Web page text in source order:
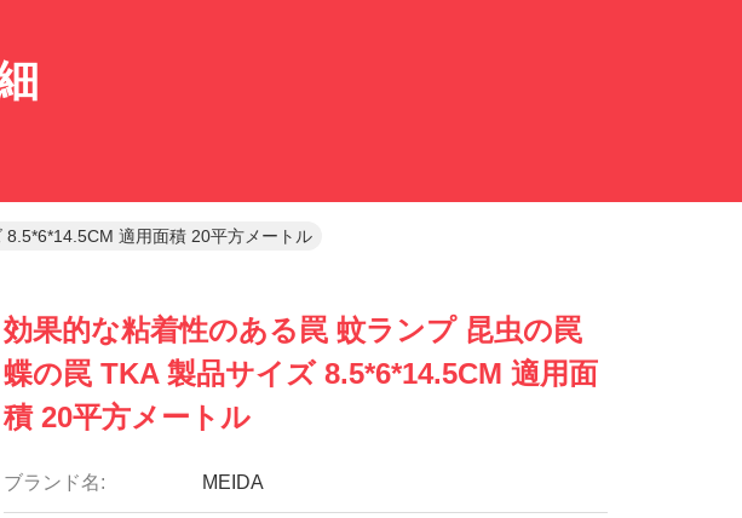
適用面積 20平方メートル
効果的な粘着性のある罠 蚊ランプ 昆虫の罠
蝶の罠 TKA 製品サイズ 8.5*6*14.5CM 適用面
積 20平方メートル
ブランド名: MEIDA